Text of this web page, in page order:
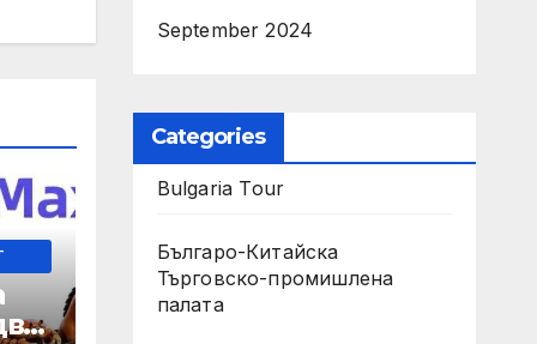
September 2024
Categories
Bulgaria Tour
Българо-Китайска
Търговско-промишлена
палaта